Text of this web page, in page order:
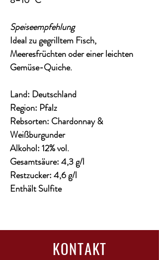
Speiseempfehlung
Ideal zu gegrilltem Fisch,
Meeresfrüchten oder einer leichten
Gemüse-Quiche.
Land: Deutschland
Region: Pfalz
Rebsorten: Chardonnay &
Weißburgunder
Alkohol: 12% vol.
Gesamtsäure: 4,3 g/l
Restzucker: 4,6 g/l
Enthält Sulfite
KONTAKT